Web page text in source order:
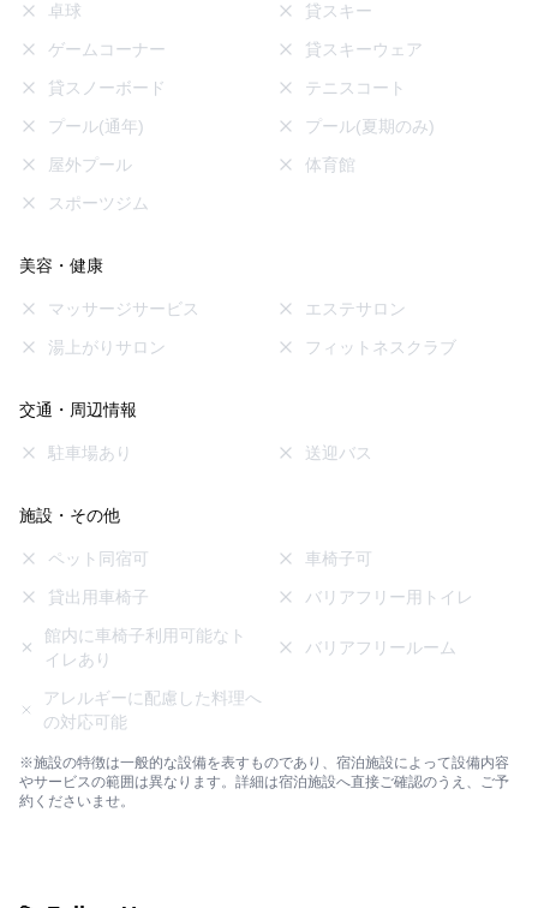
卓球
貸スキー
ゲームコーナー
貸スキーウェア
貸スノーボード
テニスコート
プール(通年)
プール(夏期のみ)
屋外プール
体育館
スポーツジム
美容・健康
マッサージサービス
エステサロン
湯上がりサロン
フィットネスクラブ
交通・周辺情報
駐車場あり 送迎バス
施設・その他
ペット同宿可
車椅子可
貸出用車椅子
バリアフリー用トイレ
館内に車椅子利用可能なト
イレあり
バリアフリールーム
アレルギーに配慮した料理へ
の対応可能
※施設の特徴は一般的な設備を表すものであり、宿泊施設によって設備内容
やサービスの範囲は異なります。詳細は宿泊施設へ直接ご確認のうえ、ご予
約くださいませ。